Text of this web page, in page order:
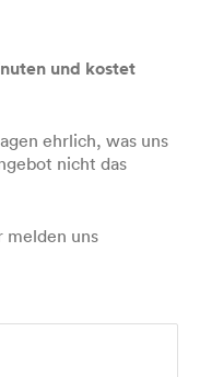
und kostet
ehrlich, was uns
nicht das
melden uns